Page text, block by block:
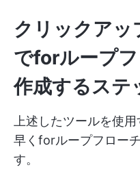
クリックアッ
でforループ
作成するステ
上述したツールを使
早くforループフロー
す。